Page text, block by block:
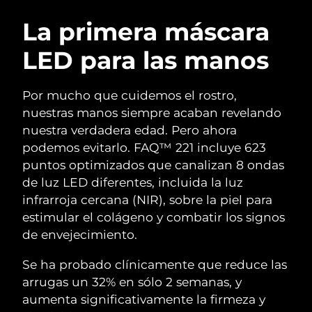
La primera máscara
LED para las manos
Por mucho que cuidemos el rostro,
nuestras manos siempre acaban revelando
nuestra verdadera edad. Pero ahora
podemos evitarlo. FAQ™ 221 incluye 623
puntos optimizados que canalizan 8 ondas
de luz LED diferentes, incluida la luz
infrarroja cercana (NIR), sobre la piel para
estimular el colágeno y combatir los signos
de envejecimiento.
Se ha probado clínicamente que reduce las
arrugas un 32% en sólo 2 semanas, y
aumenta significativamente la firmeza y
LUNA™ 4 pack
Anti-aging massage
LUNA™ 4 Plus
Massage, LED heating
For men, anti-aging massage
BEAR™ 2 pack
Microcurrent toning
BEAR™ 2 go
Microcurrent toning on-the-go
Microcurrent line smoothing device
Hidratación
UFO™ 3 pack
Deep facial hydration
UFO™ 3 LED
Near-infrared and red light therapy
device
Cuidado bucal
issa™ 4
Hybrid silicone sonic toothbrush
issa™ 4 plus
Smart hybrid silicone sonic toothbrush
TRATAMIENTO ANTIEDAD FAQ™
Antiedad Tratamientos LED
Austria Entrega prevista
Baréin Entrega prevista 12/08/2026
Bélgica
Bermudas Entrega prevista 17/08/2026
Bosnia y Herzegovina Entrega prevista14/08/2026
Brunéi Entrega prevista16/08/2026
Bulgaria Entrega prevista11/08/2026
Chile Entrega prevista15/08/2026